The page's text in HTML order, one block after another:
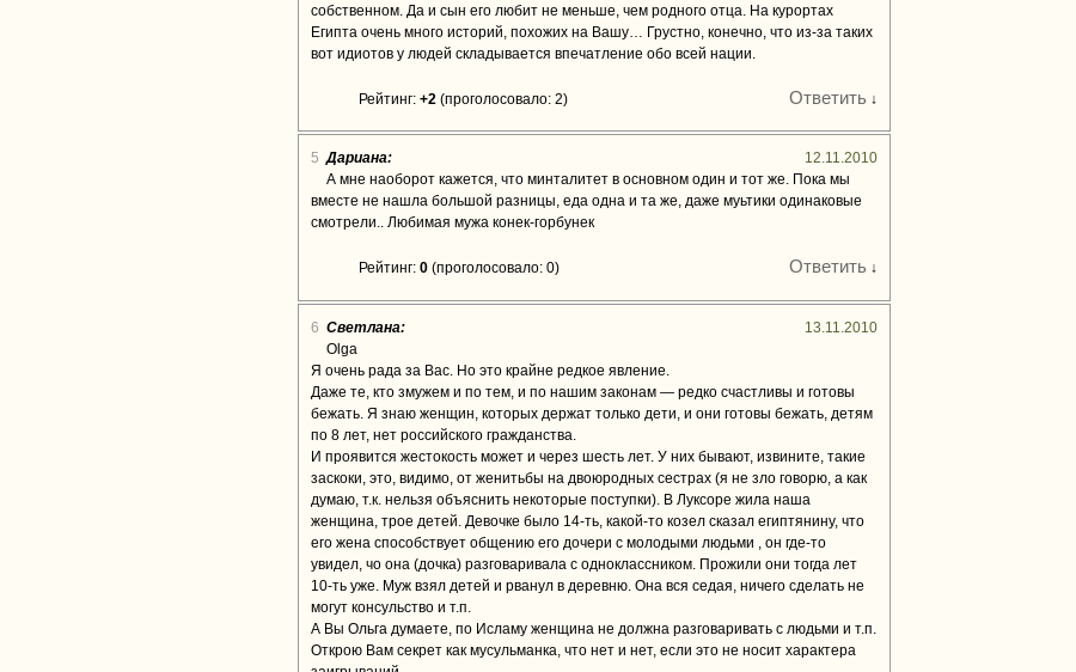
собственном. Да и сын его любит не меньше, чем родного отца. На курортах
Египта очень много историй, похожих на Вашу… Грустно, конечно, что из-за таких
вот идиотов у людей складывается впечатление обо всей нации.
Рейтинг: +2 (проголосовало: 2) Ответить ↓
5 Дариана:
12.11.2010
А мне наоборот кажется, что минталитет в основном один и тот же. Пока мы
вместе не нашла большой разницы, еда одна и та же, даже муьтики одинаковые
смотрели.. Любимая мужа конек-горбунек
Рейтинг: 0 (проголосовало: 0) Ответить ↓
6 Светлана:
13.11.2010
Olga
Я очень рада за Вас. Но это крайне редкое явление.
Даже те, кто змужем и по тем, и по нашим законам — редко счастливы и готовы
бежать. Я знаю женщин, которых держат только дети, и они готовы бежать, детям
по 8 лет, нет российского гражданства.
И проявится жестокость может и через шесть лет. У них бывают, извините, такие
заскоки, это, видимо, от женитьбы на двоюродных сестрах (я не зло говорю, а как
думаю, т.к. нельзя объяснить некоторые поступки). В Луксоре жила наша
женщина, трое детей. Девочке было 14-ть, какой-то козел сказал египтянину, что
его жена способствует общению его дочери с молодыми людьми , он где-то
увидел, чо она (дочка) разговаривала с одноклассником. Прожили они тогда лет
10-ть уже. Муж взял детей и рванул в деревню. Она вся седая, ничего сделать не
могут консульство и т.п.
А Вы Ольга думаете, по Исламу женщина не должна разговаривать с людьми и т.п.
Открою Вам секрет как мусульманка, что нет и нет, если это не носит характера